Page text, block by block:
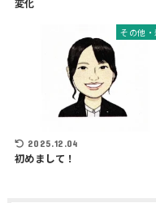
変化
その他・
2025.12.04
初めまして！